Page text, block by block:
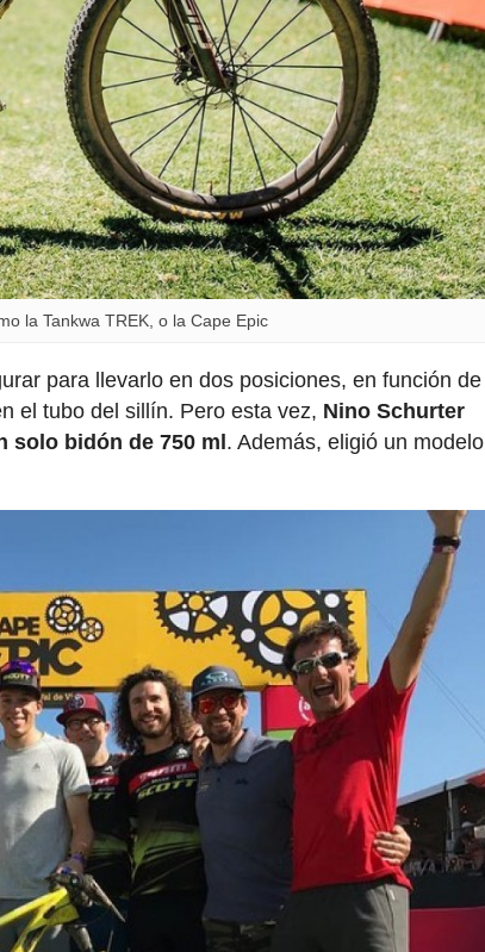
la Tankwa TREK, o la Cape Epic
para llevarlo en dos posiciones, en función de
el tubo del sillín. Pero esta vez, Nino Schurter
bidón de 750 ml . Además, eligió un modelo